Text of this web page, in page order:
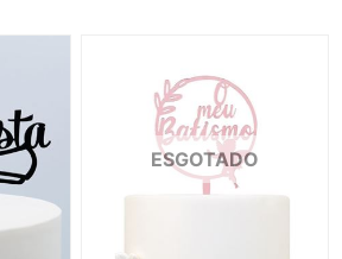
ESGOTADO